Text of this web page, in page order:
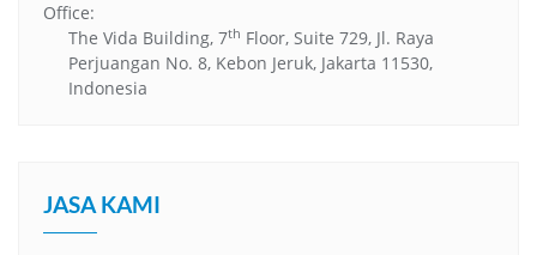
Office:
The Vida Building, 7th Floor, Suite 729, Jl. Raya
Perjuangan No. 8, Kebon Jeruk, Jakarta 11530,
Indonesia
JASA KAMI